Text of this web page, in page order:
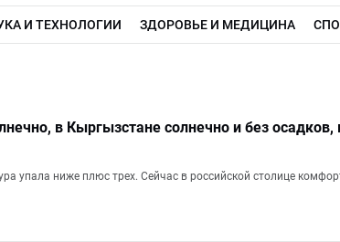
И ТЕХНОЛОГИИ ЗДОРОВЬЕ И МЕДИЦИНА
в Кыргызстане солнечно и без
упала ниже плюс трех. Сейчас в российской столице